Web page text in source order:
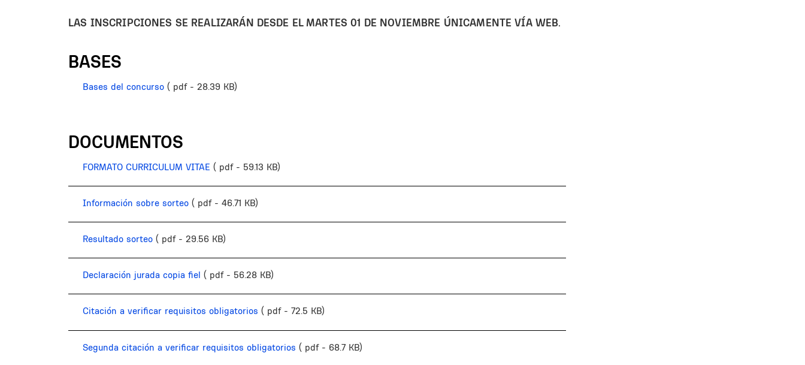
LAS INSCRIPCIONES SE REALIZARÁN DESDE EL MARTES 01 DE NOVIEMBRE ÚNICAMENTE VÍA WEB.
BASES
Bases del concurso ( pdf - 28.39 KB)
DOCUMENTOS
FORMATO CURRICULUM VITAE ( pdf - 59.13 KB)
Información sobre sorteo ( pdf - 46.71 KB)
Resultado sorteo ( pdf - 29.56 KB)
Declaración jurada copia fiel ( pdf - 56.28 KB)
Citación a verificar requisitos obligatorios ( pdf - 72.5 KB)
Segunda citación a verificar requisitos obligatorios ( pdf - 68.7 KB)